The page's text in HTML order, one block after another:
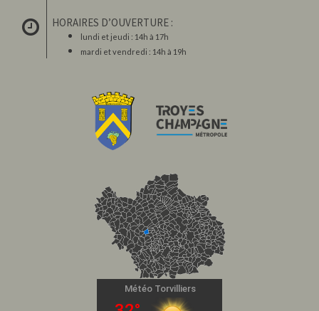
HORAIRES D’OUVERTURE :
lundi et jeudi : 14h à 17h
mardi et vendredi : 14h à 19h